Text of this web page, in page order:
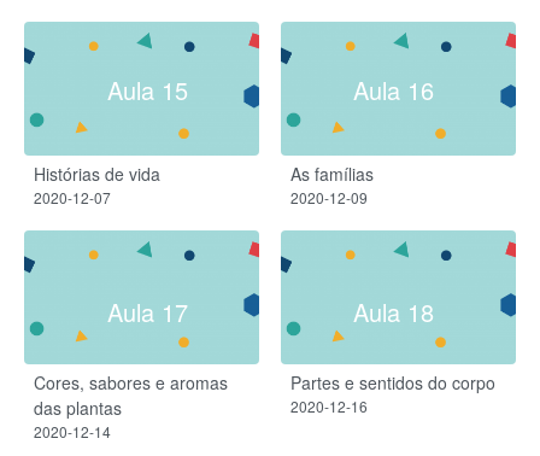
Aula 15
Histórias de vida
2020-12-07
Aula 16
As famílias
2020-12-09
Aula 17
Cores, sabores e aromas
das plantas
2020-12-14
Aula 18
Partes e sentidos do corpo
2020-12-16